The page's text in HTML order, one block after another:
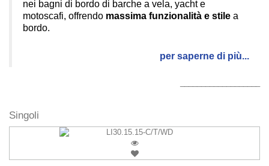
nei bagni di bordo di barche a vela, yacht e
motoscafi, offrendo massima funzionalità e stile a
bordo.
per saperne di più...
Singoli